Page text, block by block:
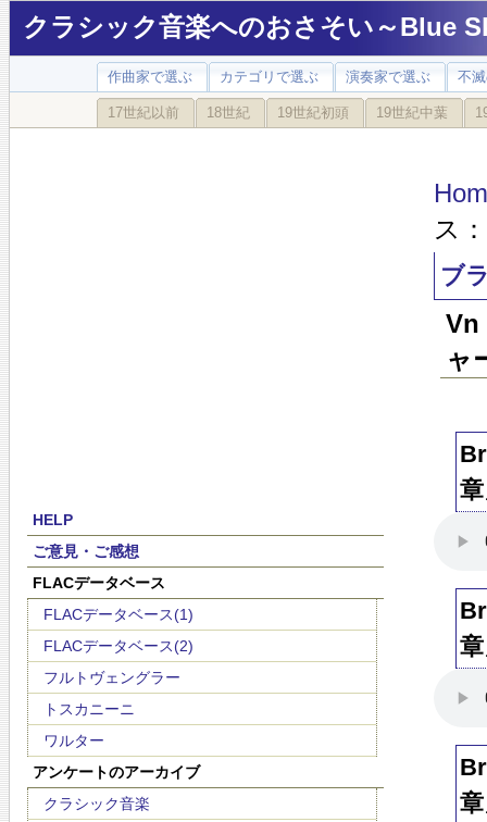
クラシック音楽へのおさそい～Blue
作曲家で選ぶ カテゴリで選ぶ 演奏家で選ぶ 不
17世紀以前 18世紀 19世紀初頭 19世紀中葉
HELP
ご意見・ご感想
FLACデータベース
FLACデータベース(1)
FLACデータベース(2)
フルトヴェングラー
トスカニーニ
ワルター
アンケートのアーカイブ
クラシック音楽
ス
ブ
Vn
ャ